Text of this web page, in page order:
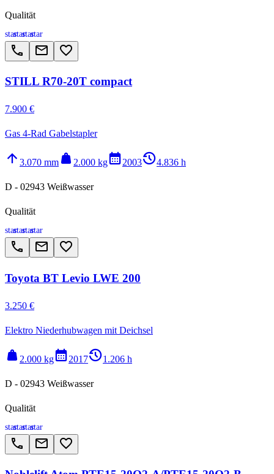
Qualität
starstarstarstar
call email favorite_border
STILL R70-20T compact
7.900 €
Gas 4-Rad Gabelstapler
arrow_upward 3.070 mm weight 2.000 kgcalendar_month2003history_24.836 h
D - 02943 Weißwasser
Qualität
starstarstarstar
call email favorite_border
Toyota BT Levio LWE 200
3.250 €
Elektro Niederhubwagen mit Deichsel
weight 2.000 kgcalendar_month2017history_21.206 h
D - 02943 Weißwasser
Qualität
starstarstarstar
call email favorite_border